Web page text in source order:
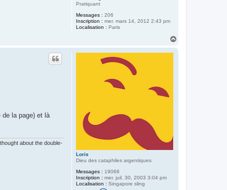
Pratiquant
Messages : 206
Inscription : mer. mars 14, 2012 2:43 pm
Localisation : Paris
Loris
Dieu des cataphiles argentiques
Messages : 19066
Inscription : mer. juil. 30, 2003 3:04 pm
Localisation : Singapore sling
la page) et là
about the double-